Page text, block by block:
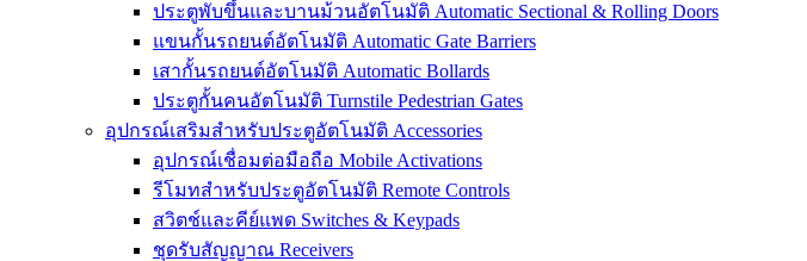
ประตูพับขึ้นและบานม้วนอัตโนมัติ Automatic Sectional & Rolling Doors
แขนกั้นรถยนต์อัตโนมัติ Automatic Gate Barriers
เสากั้นรถยนต์อัตโนมัติ Automatic Bollards
ประตูกั้นคนอัตโนมัติ Turnstile Pedestrian Gates
อุปกรณ์เสริมสำหรับประตูอัตโนมัติ Accessories
อุปกรณ์เชื่อมต่อมือถือ Mobile Activations
รีโมทสำหรับประตูอัตโนมัติ Remote Controls
สวิตช์และคีย์แพด Switches & Keypads
ชุดรับสัญญาณ Receivers